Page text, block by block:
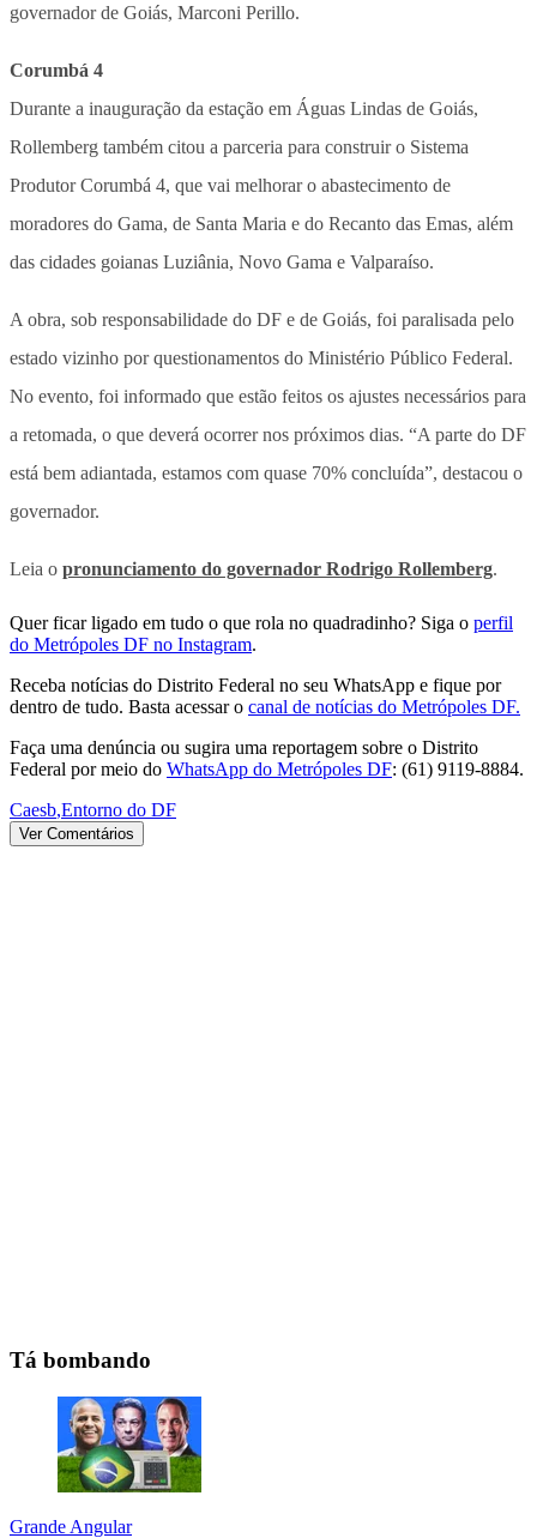
governador de Goiás, Marconi Perillo.
Corumbá 4
Durante a inauguração da estação em Águas Lindas de Goiás,
Rollemberg também citou a parceria para construir o Sistema
Produtor Corumbá 4, que vai melhorar o abastecimento de
moradores do Gama, de Santa Maria e do Recanto das Emas, além
das cidades goianas Luziânia, Novo Gama e Valparaíso.
A obra, sob responsabilidade do DF e de Goiás, foi paralisada pelo
estado vizinho por questionamentos do Ministério Público Federal.
No evento, foi informado que estão feitos os ajustes necessários para
a retomada, o que deverá ocorrer nos próximos dias. “A parte do DF
está bem adiantada, estamos com quase 70% concluída”, destacou o
governador.
Leia o pronunciamento do governador Rodrigo Rollemberg.
Quer ficar ligado em tudo o que rola no quadradinho? Siga o perfil
do Metrópoles DF no Instagram.
Receba notícias do Distrito Federal no seu WhatsApp e fique por
dentro de tudo. Basta acessar o canal de notícias do Metrópoles DF.
Faça uma denúncia ou sugira uma reportagem sobre o Distrito
Federal por meio do WhatsApp do Metrópoles DF: (61) 9119-8884.
Caesb,Entorno do DF
Ver Comentários
Tá bombando
Grande Angular